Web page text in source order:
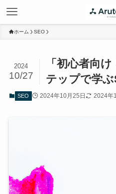
ホーム SEO
「初心者向
テップで学ぶ
2024
10/27
SEO 2024年10月25日 2024年